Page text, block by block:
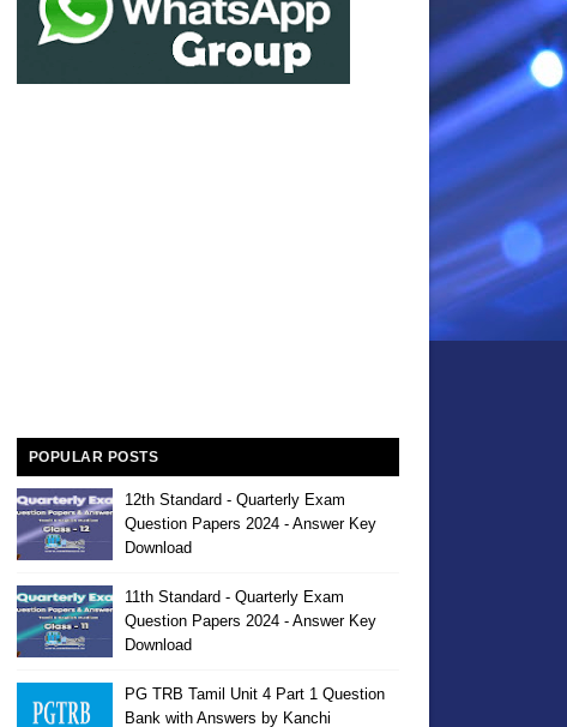
POPULAR POSTS
12th Standard - Quarterly Exam
Question Papers 2024 - Answer Key
Download
11th Standard - Quarterly Exam
Question Papers 2024 - Answer Key
Download
PG TRB Tamil Unit 4 Part 1 Question
Bank with Answers by Kanchi